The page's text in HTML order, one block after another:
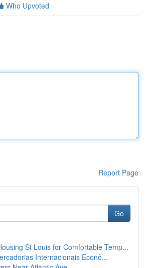
Who Upvoted
Report Page
Go
St Louis for Comfortable Temp...
Internacionais Econô...